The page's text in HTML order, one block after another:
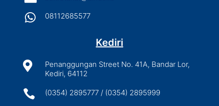
 08112685577
Kediri

Penanggungan Street No. 41A, Bandar Lor,
Kediri, 64112
 (0354) 2895777 / (0354) 2895999